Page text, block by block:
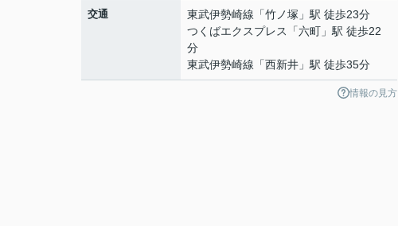
交通 東武伊勢崎線 「竹ノ塚 」駅 徒歩23分
つくばエクスプレス
「六町 」駅 徒歩22
分
東武伊勢崎線 「西新井 」駅 徒歩35分
情報の見方